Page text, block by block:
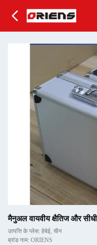
मैनुअल वायवीय क्षैतिज और
उत्पत्ति के प्लेस: हेबेई, चीन
ब्रांड नाम: ORIENS